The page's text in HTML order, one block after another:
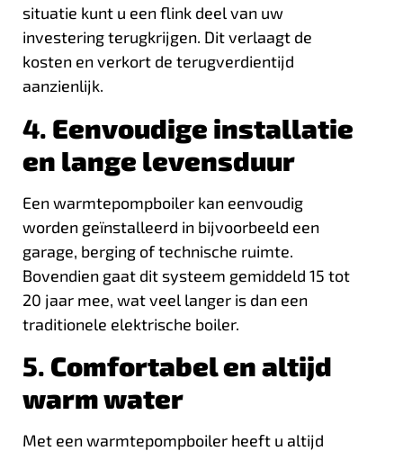
situatie kunt u een flink deel van uw
investering terugkrijgen. Dit verlaagt de
kosten en verkort de terugverdientijd
aanzienlijk.
4. Eenvoudige installatie
en lange levensduur
Een warmtepompboiler kan eenvoudig
worden geïnstalleerd in bijvoorbeeld een
garage, berging of technische ruimte.
Bovendien gaat dit systeem gemiddeld 15 tot
20 jaar mee, wat veel langer is dan een
traditionele elektrische boiler.
5. Comfortabel en altijd
warm water
Met een warmtepompboiler heeft u altijd